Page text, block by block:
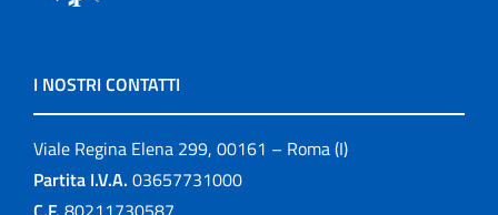
I NOSTRI CONTATTI
Viale Regina Elena 299, 00161 – Roma (I)
Partita I.V.A. 03657731000